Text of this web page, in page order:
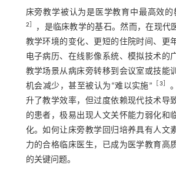
床旁教学被认为是医学教育中最高效的
2
，是临床教学的基石。然而，在现代
教学环境的变化、更短的住院时间、更
电子病历、在线影像系统、模拟技术的
教学场景从病床旁转移到会议室或技能
机会减少，甚至被认为“难以实施”
3
升了教学效率，但过度依赖现代技术导
的患者，极易出现人文关怀能力弱化和
化。如何让床旁教学回归培养具有人文
力的合格临床医生，已成为医学教育高
的关键问题。